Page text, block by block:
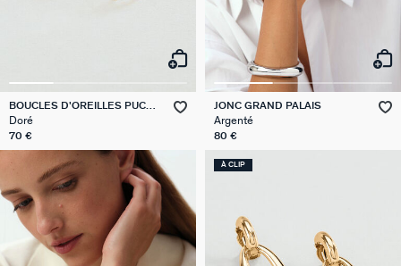
BOUCLES D'OREILLES PUCES
BLOOM
Doré
70 €
JONC GRAND PALAIS
Argenté
80 €
À CLIP